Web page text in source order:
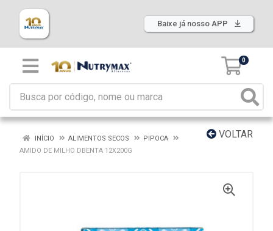
Baixe já nosso APP
0
VOLTAR
INÍCIO ALIMENTOS SECOS
PIPOCA
AMIDO DE MILHO DBENTA 12X200G